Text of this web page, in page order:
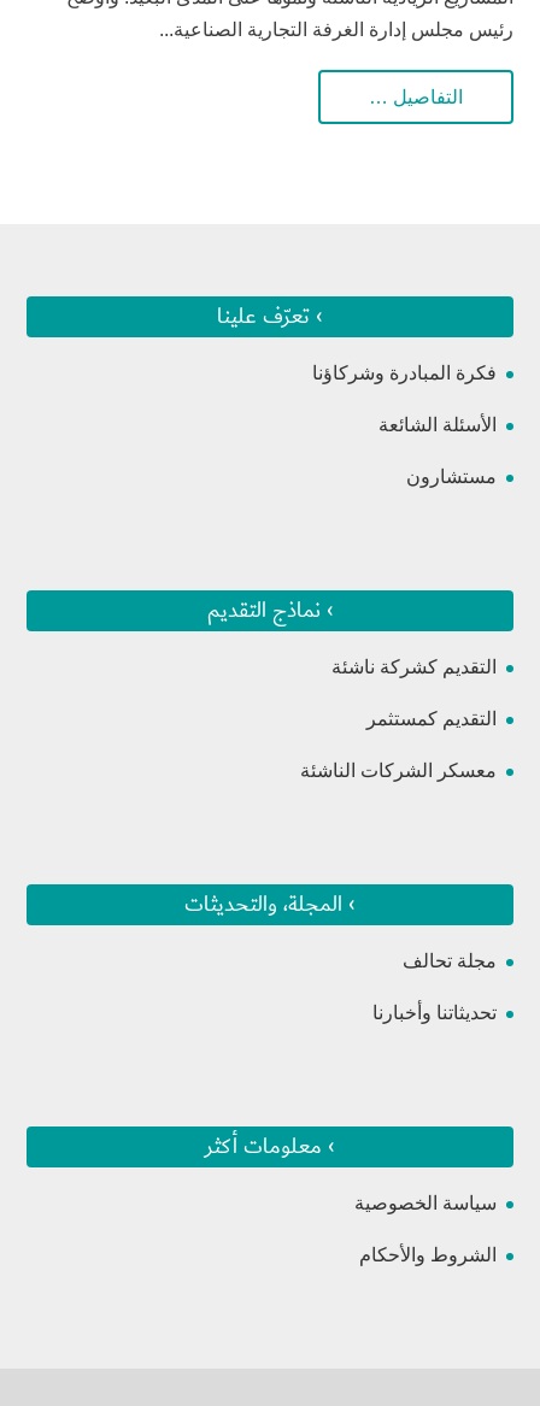
رئيس مجلس إدارة الغرفة التجارية الصناعية...
التفاصيل …
› تعرّف علينا
فكرة المبادرة وشركاؤنا
الأسئلة الشائعة
مستشارون
› نماذج التقديم
التقديم كشركة ناشئة
التقديم كمستثمر
معسكر الشركات الناشئة
› المجلة، والتحديثات
مجلة تحالف
تحديثاتنا وأخبارنا
› معلومات أكثر
سياسة الخصوصية
الشروط والأحكام